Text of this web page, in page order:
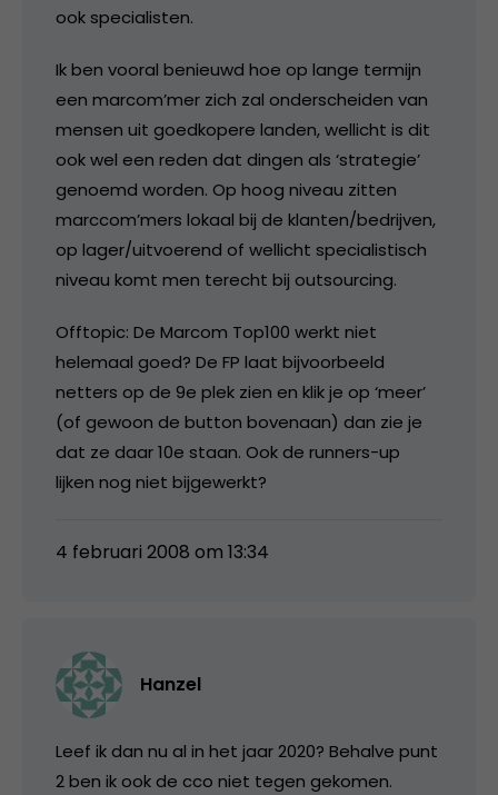
ook specialisten.
Ik ben vooral benieuwd hoe op lange termijn
een marcom’mer zich zal onderscheiden van
mensen uit goedkopere landen, wellicht is dit
ook wel een reden dat dingen als ‘strategie’
genoemd worden. Op hoog niveau zitten
marccom’mers lokaal bij de klanten/bedrijven,
op lager/uitvoerend of wellicht specialistisch
niveau komt men terecht bij outsourcing.
Offtopic: De Marcom Top100 werkt niet
helemaal goed? De FP laat bijvoorbeeld
netters op de 9e plek zien en klik je op ‘meer’
(of gewoon de button bovenaan) dan zie je
dat ze daar 10e staan. Ook de runners-up
lijken nog niet bijgewerkt?
4 februari 2008 om 13:34
Hanzel
Leef ik dan nu al in het jaar 2020? Behalve punt
2 ben ik ook de cco niet tegen gekomen.